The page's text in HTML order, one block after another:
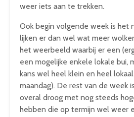
weer iets aan te trekken.
Ook begin volgende week is het
lijken er dan wel wat meer
het weerbeeld waarbij er een
een mogelijke enkele lokale bui,
kans wel heel klein en heel
maandag). De rest van de week
overal droog met nog steeds
hebben die op termijn wel weer